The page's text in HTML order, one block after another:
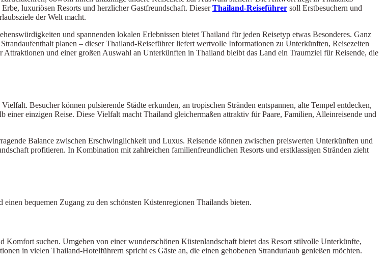
luxuriösen Resorts und herzlicher Gastfreundschaft. DieserThailand-Reiseführer soll Erstbesuchern und
der Welt macht.
und spannenden lokalen Erlebnissen bietet Thailand für jeden Reisetyp etwas Besonderes. Ganz
planen – dieser Thailand-Reiseführer liefert wertvolle Informationen zu Unterkünften, Reisezeiten
und einer großen Auswahl an Unterkünften in Thailand bleibt das Land ein Traumziel für Reisende, die
Besucher können pulsierende Städte erkunden, an tropischen Stränden entspannen, alte Tempel entdecken,
einzigen Reise. Diese Vielfalt macht Thailand gleichermaßen attraktiv für Paare, Familien, Alleinreisende und
Balance zwischen Erschwinglichkeit und Luxus. Reisende können zwischen preiswerten Unterkünften und
profitieren. In Kombination mit zahlreichen familienfreundlichen Resorts und erstklassigen Stränden zieht
bequemen Zugang zu den schönsten Küstenregionen Thailands bieten.
suchen. Umgeben von einer wunderschönen Küstenlandschaft bietet das Resort stilvolle Unterkünfte,
in vielen Thailand-Hotelführern spricht es Gäste an, die einen gehobenen Strandurlaub genießen möchten.